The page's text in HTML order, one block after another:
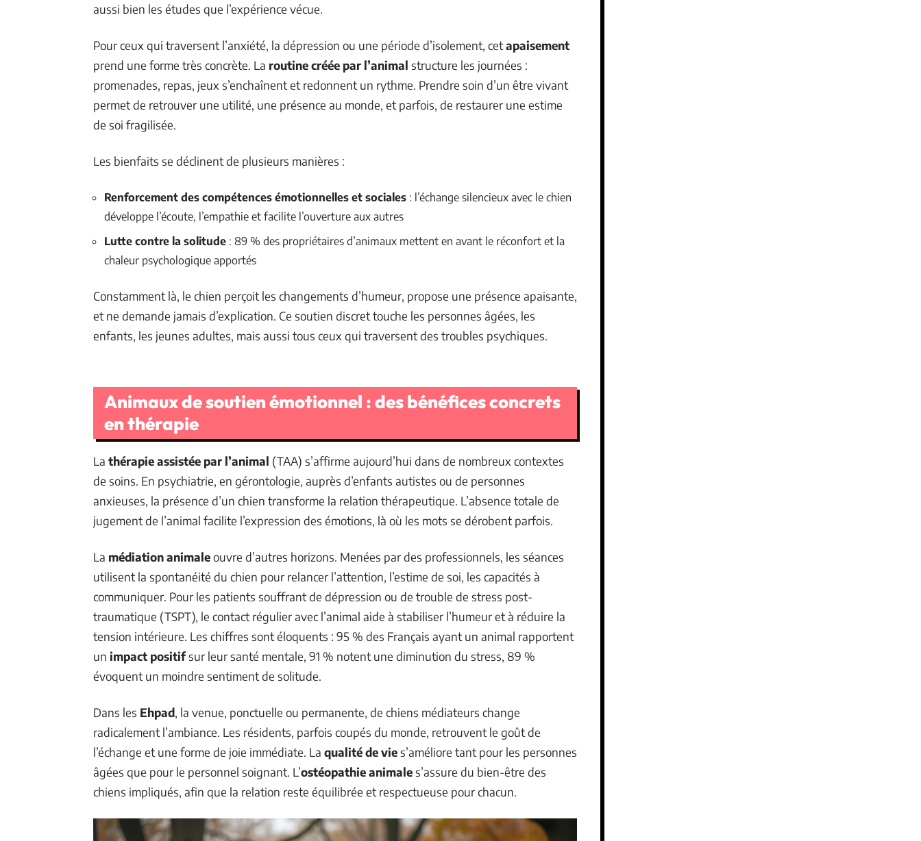
aussi bien les études que l’expérience vécue.
Pour ceux qui traversent l’anxiété, la dépression ou une période d’isolement, cetapaisement
prend une forme très concrète. La routine créée par l’animal structure les journées :
promenades, repas, jeux s’enchaînent et redonnent un rythme. Prendre soin d’un être vivant
permet de retrouver une utilité, une présence au monde, et parfois, de restaurer une estime
de soi fragilisée.
Les bienfaits se déclinent de plusieurs manières :
Renforcement des compétences émotionnelles et sociales : l’échange silencieux avec le chien
développe l’écoute, l’empathie et facilite l’ouverture aux autres
Lutte contre la solitude : 89 % des propriétaires d’animaux mettent en avant le réconfort et la
chaleur psychologique apportés
Constamment là, le chien perçoit les changements d’humeur, propose une présence apaisante,
et ne demande jamais d’explication. Ce soutien discret touche les personnes âgées, les
enfants, les jeunes adultes, mais aussi tous ceux qui traversent des troubles psychiques.
Animaux de soutien émotionnel : des bénéfices concrets
en thérapie
La thérapie assistée par l’animal (TAA) s’affirme aujourd’hui dans de nombreux contextes
de soins. En psychiatrie, en gérontologie, auprès d’enfants autistes ou de personnes
anxieuses, la présence d’un chien transforme la relation thérapeutique. L’absence totale de
jugement de l’animal facilite l’expression des émotions, là où les mots se dérobent parfois.
La médiation animaleouvre d’autres horizons. Menées par des professionnels, les séances
utilisent la spontanéité du chien pour relancer l’attention, l’estime de soi, les capacités à
communiquer. Pour les patients souffrant de dépression ou de trouble de stress post-
traumatique (TSPT), le contact régulier avec l’animal aide à stabiliser l’humeur et à réduire la
tension intérieure. Les chiffres sont éloquents : 95 % des Français ayant un animal rapportent
un impact positifsur leur santé mentale, 91 % notent une diminution du stress, 89 %
évoquent un moindre sentiment de solitude.
Dans les Ehpad, la venue, ponctuelle ou permanente, de chiens médiateurs change
radicalement l’ambiance. Les résidents, parfois coupés du monde, retrouvent le goût de
l’échange et une forme de joie immédiate. La qualité de vies’améliore tant pour les personnes
âgées que pour le personnel soignant. L’ostéopathie animales’assure du bien-être des
chiens impliqués, afin que la relation reste équilibrée et respectueuse pour chacun.